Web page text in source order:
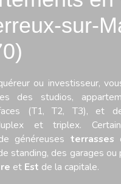
sur-
ou investisseur,
des studios,
(T1, T2, T3), et
et triplex.
généreuses terrasses
standing, des garages ou
et Est de la capitale.